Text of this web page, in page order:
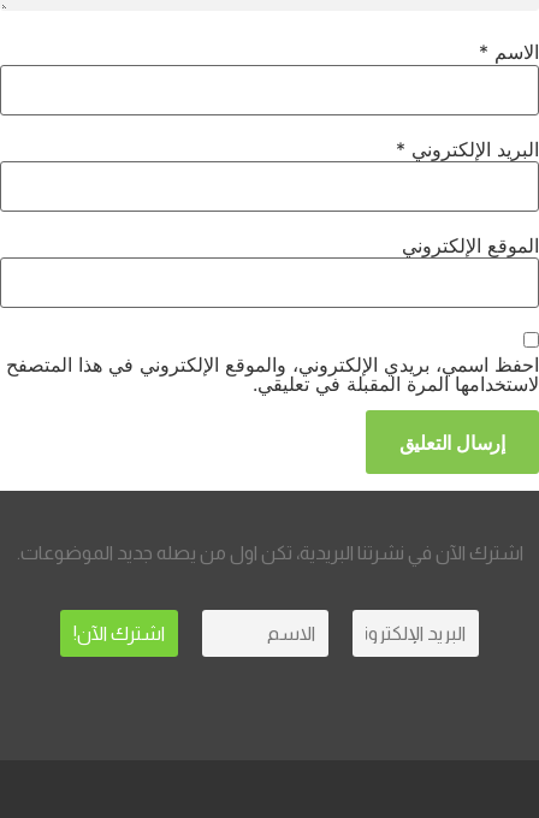
الاسم *
البريد الإلكتروني *
الموقع الإلكتروني
احفظ اسمي، بريدي الإلكتروني، والموقع الإلكتروني في هذا المتصفح
لاستخدامها المرة المقبلة في تعليقي.
اشترك الآن في نشرتنا البريدية، تكن اول من يصله جديد الموضوعات.